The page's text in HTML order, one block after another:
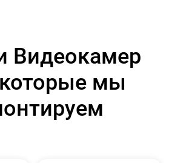
Видеокамер
мы